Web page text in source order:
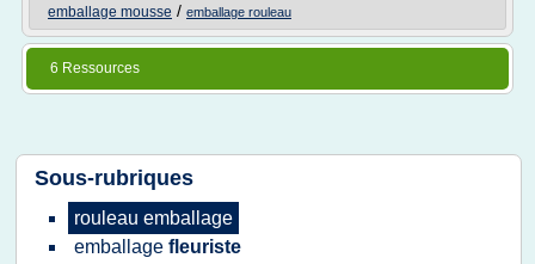
emballage mousse / emballage rouleau
6 Ressources
Sous-rubriques
rouleau emballage
emballage fleuriste